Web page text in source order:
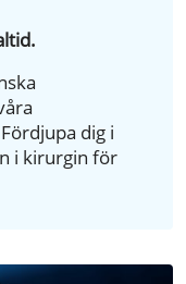
dig i
i kirurgin för